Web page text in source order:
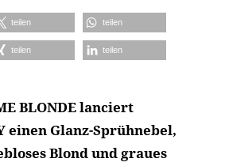
teilen teilen
teilen teilen
BLONDE lanciert
einen Glanz-Sprühnebel,
Blond und graues